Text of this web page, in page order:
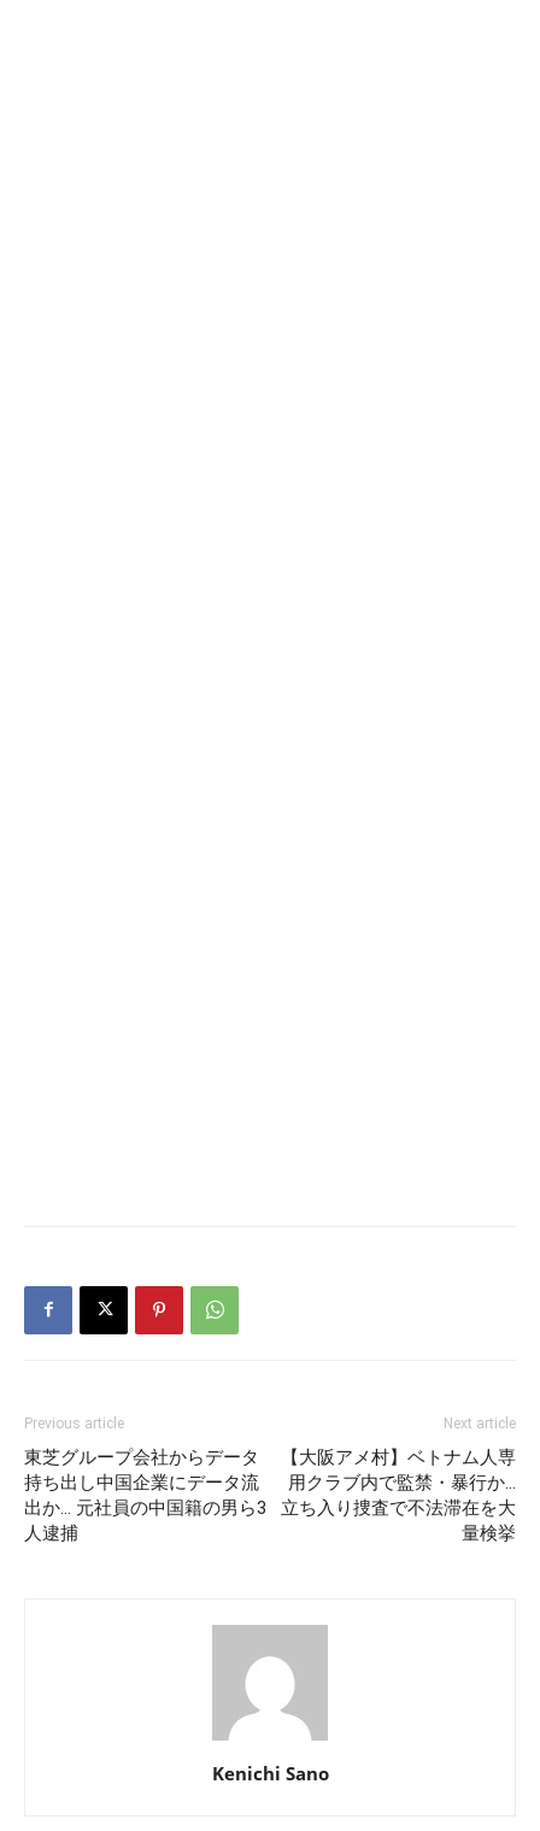
Previous article
東芝グループ会社からデータ
持ち出し中国企業にデータ流
出か… 元社員の中国籍の男ら3
人逮捕
Next article
【大阪アメ村】ベトナム人専
用クラブ内で監禁・暴行か…
立ち入り捜査で不法滞在を大
量検挙
Kenichi Sano